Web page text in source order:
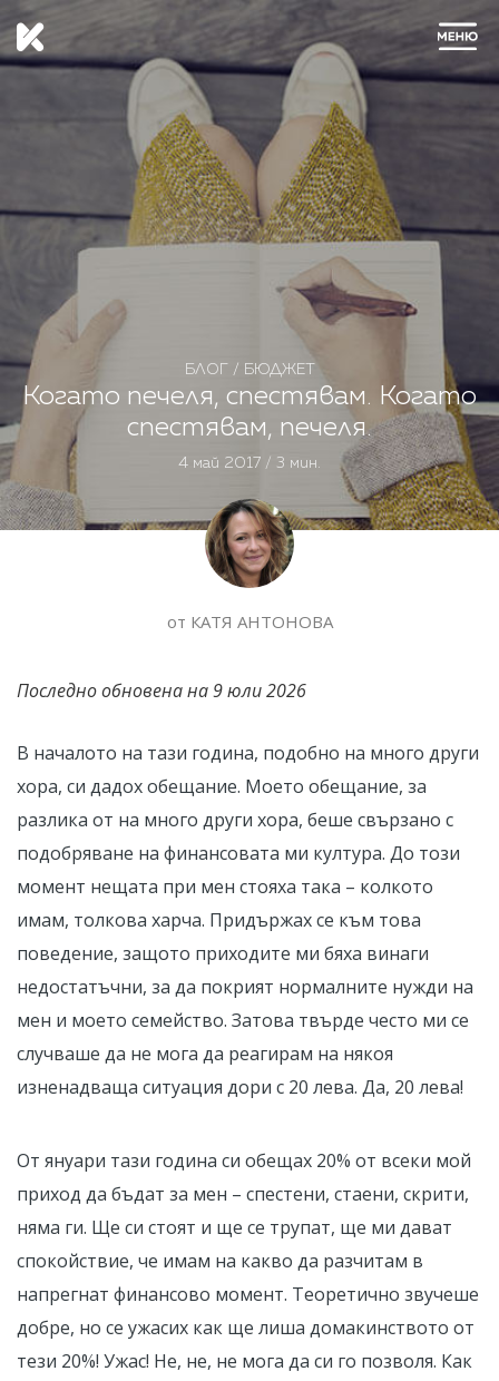
ЗАТВОРИ
БЛОГ / БЮДЖЕТ
Когато печеля, спестявам. Когато
спестявам, печеля.
4 май 2017 / 3 мин.
от КАТЯ АНТОНОВА
Последно обновена на9 юли 2026
В началото на тази година, подобно на много други
хора, си дадох обещание. Моето обещание, за
разлика от на много други хора, беше свързано с
подобряване на финансовата ми култура. До този
момент нещата при мен стояха така – колкото
имам, толкова харча. Придържах се към това
поведение, защото приходите ми бяха винаги
недостатъчни, за да покрият нормалните нужди на
мен и моето семейство. Затова твърде често ми се
случваше да не мога да реагирам на някоя
изненадваща ситуация дори с 20 лева. Да, 20 лева!
От януари тази година си обещах 20% от всеки мой
приход да бъдат за мен – спестени, стаени, скрити,
няма ги. Ще си стоят и ще се трупат, ще ми дават
спокойствие, че имам на какво да разчитам в
напрегнат финансово момент. Теоретично звучеше
добре, но се ужасих как ще лиша домакинството от
тези 20%! Ужас! Не, не, не мога да си го позволя. Как